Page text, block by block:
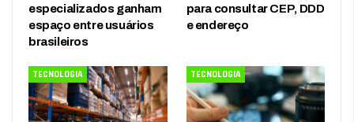
especializados ganham
espaço entre usuários
brasileiros
para consultar CEP, DDD
e endereço
TECNOLOGIA TECNOLOGIA